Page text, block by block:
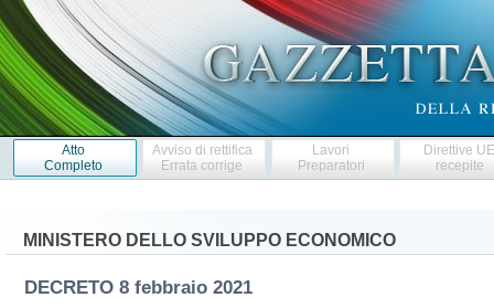
Atto
Completo
Avviso di rettifica
Errata corrige
Lavori
Preparatori
Direttive
recepite
MINISTERO DELLO SVILUPPO ECONOMICO
DECRETO 8 febbraio 2021